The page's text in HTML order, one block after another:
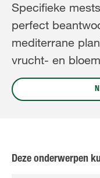
Specifieke
perfect
mediterrane
vrucht- en
Deze onderwerpen